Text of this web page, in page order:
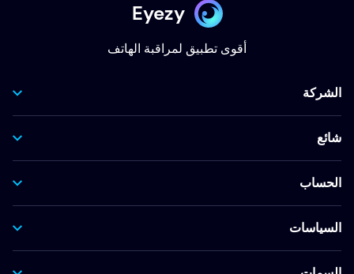
Eyezy
أقوى تطبيق لمراقبة الهاتف
الشركة
شائع
الحساب
السياسات